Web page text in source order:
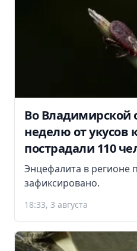
Во Владимирской
неделю от укусов
пострадали 110
Энцефалита в регионе
зафиксировано.
18:33, 3 августа